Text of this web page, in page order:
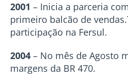
2001 – Inicia a parceria
primeiro balcão de
participação na Fersul.
2004 – No mês de Agosto
margens da BR 470.